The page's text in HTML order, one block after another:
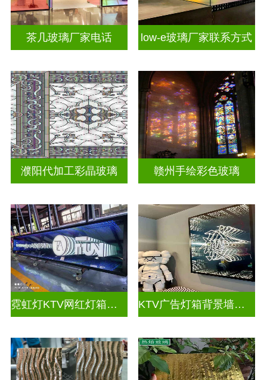
茶几玻璃厂家电话 low-e玻璃厂家联系方式
濮阳代加工彩晶玻璃 赣州手绘彩色玻璃
霓虹灯KTV网红灯箱深渊镜 KTV广告灯箱背景墙定制做深渊镜